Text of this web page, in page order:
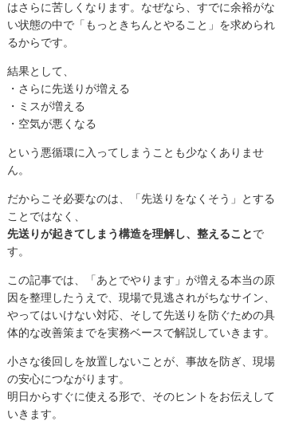
はさらに苦しくなります。なぜなら、すでに余裕がな
い状態の中で「もっときちんとやること」を求められ
るからです。
結果として、
・さらに先送りが増える
・ミスが増える
・空気が悪くなる
という悪循環に入ってしまうことも少なくありませ
ん。
だからこそ必要なのは、「先送りをなくそう」とする
ことではなく、
先送りが起きてしまう構造を理解し、整えることで
す。
この記事では、「あとでやります」が増える本当の原
因を整理したうえで、現場で見逃されがちなサイン、
やってはいけない対応、そして先送りを防ぐための具
体的な改善策までを実務ベースで解説していきます。
小さな後回しを放置しないことが、事故を防ぎ、現場
の安心につながります。
明日からすぐに使える形で、そのヒントをお伝えして
いきます。